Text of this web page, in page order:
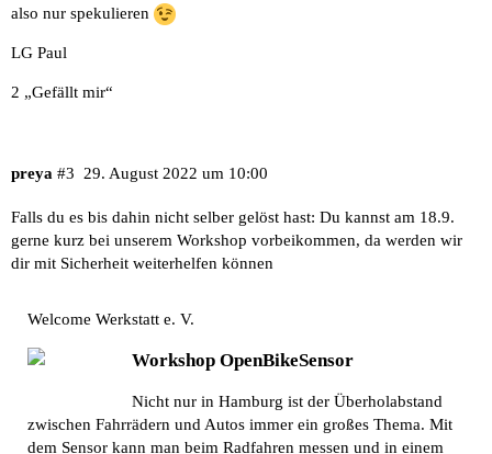
also nur spekulieren
LG Paul
2 „Gefällt mir“
preya 29. August 2022 um 10:00
#3
Falls du es bis dahin nicht selber gelöst hast: Du kannst am 18.9.
gerne kurz bei unserem Workshop vorbeikommen, da werden wir
dir mit Sicherheit weiterhelfen können
Welcome Werkstatt e. V.
Workshop OpenBikeSensor
Nicht nur in Hamburg ist der Überholabstand
zwischen Fahrrädern und Autos immer ein großes Thema. Mit
dem Sensor kann man beim Radfahren messen und in einem